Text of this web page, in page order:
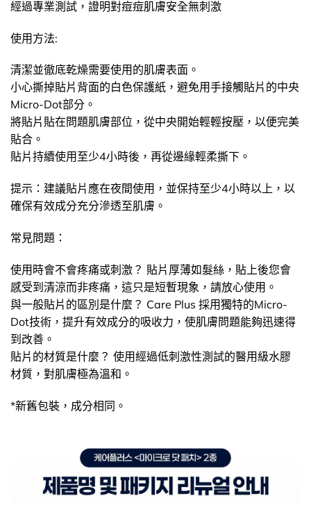
經過專業測試，證明對痘痘肌膚安全無刺激
使用方法:
清潔並徹底乾燥需要使用的肌膚表面。
小心撕掉貼片背面的白色保護紙，避免用手接觸貼片的中央
Micro-Dot部分。
將貼片貼在問題肌膚部位，從中央開始輕輕按壓，以便完美
貼合。
貼片持續使用至少4小時後，再從邊緣輕柔撕下。
提示：建議貼片應在夜間使用，並保持至少4小時以上，以
確保有效成分充分滲透至肌膚。
常見問題：
使用時會不會疼痛或刺激？ 貼片厚薄如髮絲，貼上後您會
感受到清涼而非疼痛，這只是短暫現象，請放心使用。
與一般貼片的區別是什麼？ Care Plus 採用獨特的Micro-
Dot技術，提升有效成分的吸收力，使肌膚問題能夠迅速得
到改善。
貼片的材質是什麼？ 使用經過低刺激性測試的醫用級水膠
材質，對肌膚極為溫和。
*新舊包裝，成分相同。